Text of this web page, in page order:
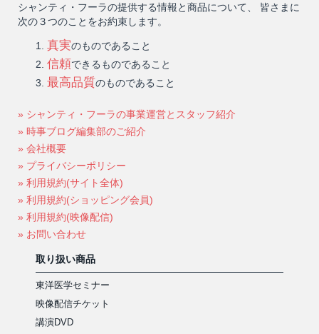
シャンティ・フーラの提供する情報と商品について、 皆さまに
次の３つのことをお約束します。
真実のものであること
信頼できるものであること
最高品質のものであること
» シャンティ・フーラの事業運営とスタッフ紹介
» 時事ブログ編集部のご紹介
» 会社概要
» プライバシーポリシー
» 利用規約(サイト全体)
» 利用規約(ショッピング会員)
» 利用規約(映像配信)
» お問い合わせ
取り扱い商品
東洋医学セミナー
映像配信チケット
講演DVD